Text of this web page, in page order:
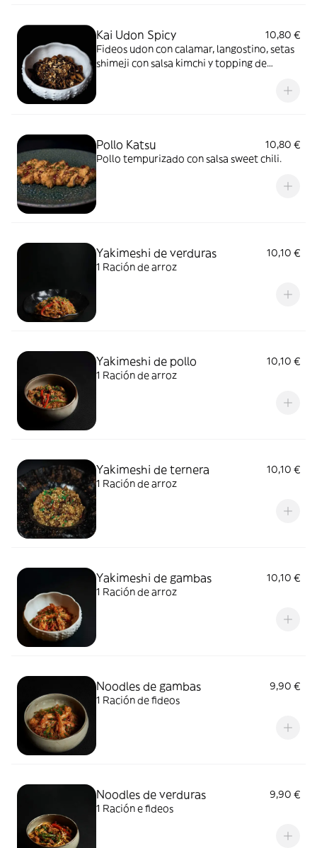
Kai Udon Spicy
10,80 €
Fideos udon con calamar, langostino, setas
shimeji con salsa kimchi y topping de
Pollo Katsu
10,80 €
Pollo tempurizado con salsa sweet chili.
Yakimeshi de verduras
10,10 €
1 Ración de arroz
Yakimeshi de pollo
10,10 €
1 Ración de arroz
Yakimeshi de ternera
10,10 €
1 Ración de arroz
Yakimeshi de gambas
10,10 €
1 Ración de arroz
Noodles de gambas
9,90 €
1 Ración de fideos
Noodles de verduras
9,90 €
1 Ración e fideos